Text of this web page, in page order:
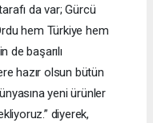
da var; Gürcü
hem Türkiye hem
de başarılı
hazır olsun bütün
yeni ürünler
diyerek,